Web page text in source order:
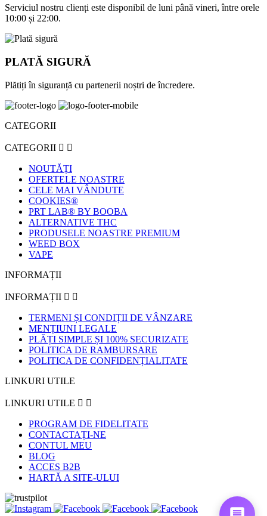
Serviciul nostru clienți este disponibil de luni până vineri, între orele
10:00 și 22:00.
PLATĂ SIGURĂ
Plătiți în siguranță cu partenerii noștri de încredere.
CATEGORII
CATEGORII  
NOUTĂȚI
OFERTELE NOASTRE
CELE MAI VÂNDUTE
COOKIES®
PRT LAB® BY BOOBA
ALTERNATIVE THC
PRODUSELE NOASTRE PREMIUM
WEED BOX
VAPE
INFORMAȚII
INFORMAȚII  
TERMENI ȘI CONDIȚII DE VÂNZARE
MENȚIUNI LEGALE
PLĂȚI SIMPLE ȘI 100% SECURIZATE
POLITICA DE RAMBURSARE
POLITICA DE CONFIDENȚIALITATE
LINKURI UTILE
LINKURI UTILE  
PROGRAM DE FIDELITATE
CONTACTAȚI-NE
CONTUL MEU
BLOG
ACCES B2B
HARTĂ A SITE-ULUI